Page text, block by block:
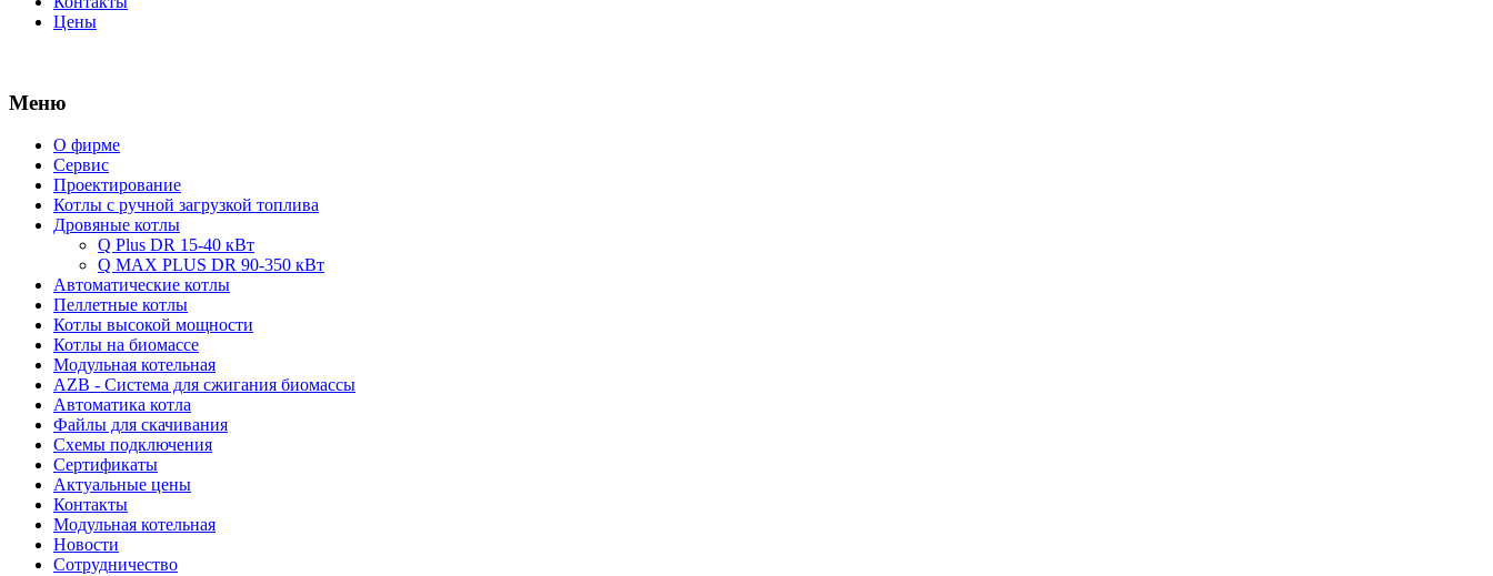
Цены
Меню
О фирме
Сервис
Проектирование
Котлы с ручной загрузкой топлива
Дровяные котлы
Q Plus DR 15-40 кВт
Q MAX PLUS DR 90-350 кВт
Автоматические котлы
Пеллетные котлы
Котлы высокой мощности
Котлы на биомассе
Модульная котельная
AZB - Система для сжигания биомассы
Автоматика котла
Файлы для скачивания
Схемы подключения
Сертификаты
Актуальные цены
Контакты
Модульная котельная
Новости
Сотрудничество